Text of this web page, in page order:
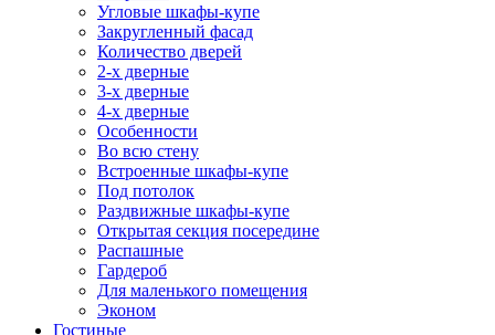
Угловые шкафы-купе
Закругленный фасад
Количество дверей
2-х дверные
3-х дверные
4-х дверные
Особенности
Во всю стену
Встроенные шкафы-купе
Под потолок
Раздвижные шкафы-купе
Открытая секция посередине
Распашные
Гардероб
Для маленького помещения
Эконом
Гостиные